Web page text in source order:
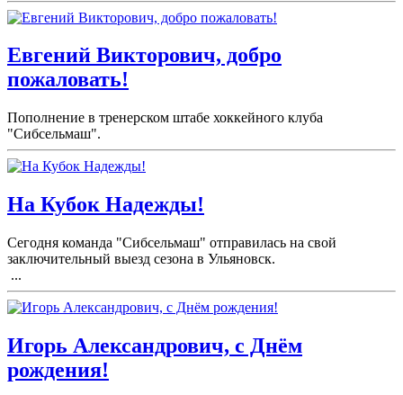
Евгений Викторович, добро
пожаловать!
Пополнение в тренерском штабе хоккейного клуба
"Сибсельмаш".
На Кубок Надежды!
Сегодня команда "Сибсельмаш" отправилась на свой
заключительный выезд сезона в Ульяновск.
...
Игорь Александрович, с Днём
рождения!